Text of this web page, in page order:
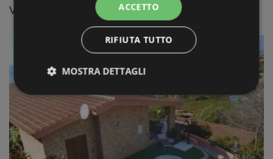
VERGELIJKBAAR AANBODACCETTO
RIFIUTA TUTTO
MOSTRA DETTAGLI
Strettamente necessari e Statistiche